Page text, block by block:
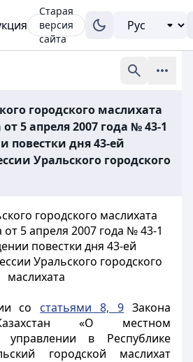
Старая
версия
сайта
городского маслихата
5 апреля 2007 года № 43-1
повестки дня 43-ей
Уральского городского
городского маслихата
от 5 апреля 2007 года № 43-1
повестки дня 43-ей
Уральского городского
маслихата
со статьями 8, 9 Закона
«О местном
управлении в Республике
городской маслихат